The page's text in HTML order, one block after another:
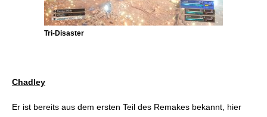
Tri-Disaster
Chadley
Er ist bereits aus dem ersten Teil des Remakes bekannt, hier